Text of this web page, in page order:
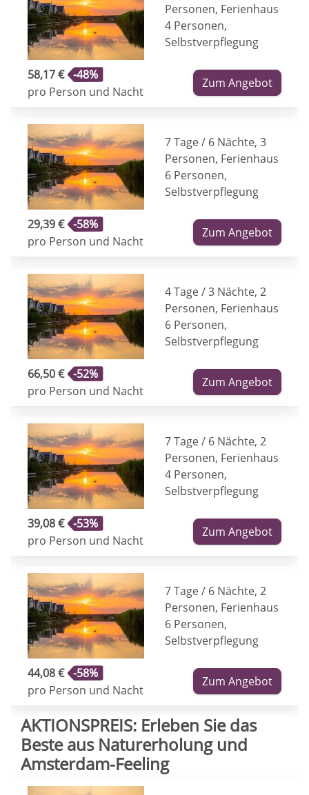
Personen, Ferienhaus
4 Personen,
Selbstverpflegung
58,17 € -48%
pro Person und Nacht
Zum Angebot
7 Tage / 6 Nächte, 3
Personen, Ferienhaus
6 Personen,
Selbstverpflegung
29,39 € -58%
pro Person und Nacht
Zum Angebot
4 Tage / 3 Nächte, 2
Personen, Ferienhaus
6 Personen,
Selbstverpflegung
66,50 € -52%
pro Person und Nacht
Zum Angebot
7 Tage / 6 Nächte, 2
Personen, Ferienhaus
4 Personen,
Selbstverpflegung
39,08 € -53%
pro Person und Nacht
Zum Angebot
7 Tage / 6 Nächte, 2
Personen, Ferienhaus
6 Personen,
Selbstverpflegung
44,08 € -58%
pro Person und Nacht
Zum Angebot
AKTIONSPREIS: Erleben Sie das
Beste aus Naturerholung und
Amsterdam-Feeling